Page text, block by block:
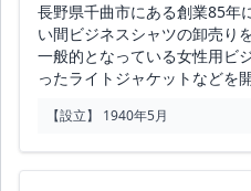
長野県千曲市にある創業85年
い間ビジネスシャツの卸売り
一般的となっている女性用ビ
ったライトジャケットなどを
【設立】 1940年5月